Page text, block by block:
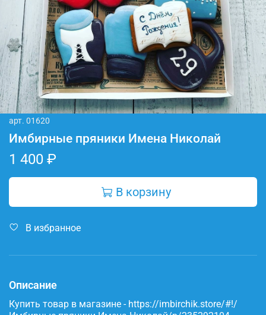
арт. 01620
Имбирные пряники Имена Николай
1 400 ₽
В корзину
В избранное
Описание
Купить товар в магазине - https://imbirchik.store/#!/